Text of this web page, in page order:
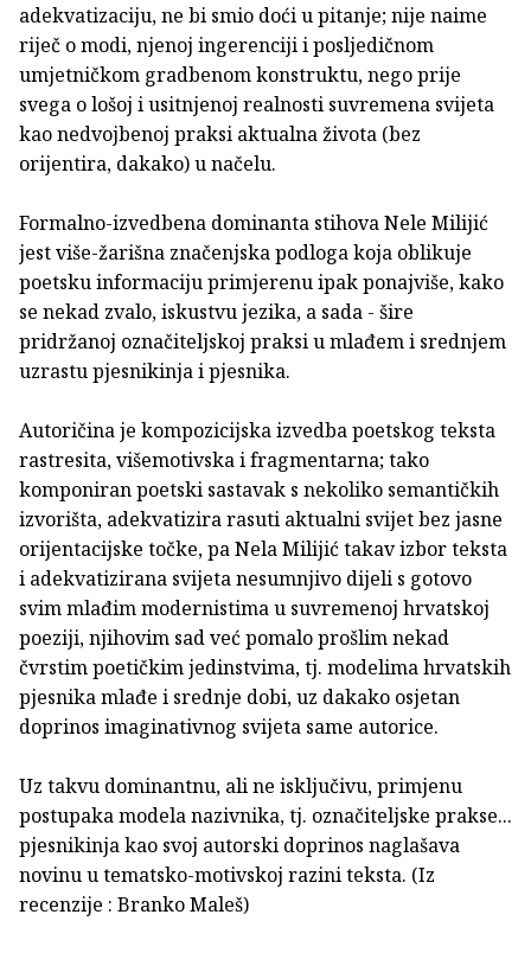
adekvatizaciju, ne bi smio doći u pitanje; nije naime
riječ o modi, njenoj ingerenciji i posljedičnom
umjetničkom gradbenom konstruktu, nego prije
svega o lošoj i usitnjenoj realnosti suvremena svijeta
kao nedvojbenoj praksi aktualna života (bez
orijentira, dakako) u načelu.
Formalno-izvedbena dominanta stihova Nele Milijić
jest više-žarišna značenjska podloga koja oblikuje
poetsku informaciju primjerenu ipak ponajviše, kako
se nekad zvalo, iskustvu jezika, a sada - šire
pridržanoj označiteljskoj praksi u mlađem i srednjem
uzrastu pjesnikinja i pjesnika.
Autoričina je kompozicijska izvedba poetskog teksta
rastresita, višemotivska i fragmentarna; tako
komponiran poetski sastavak s nekoliko semantičkih
izvorišta, adekvatizira rasuti aktualni svijet bez jasne
orijentacijske točke, pa Nela Milijić takav izbor teksta
i adekvatizirana svijeta nesumnjivo dijeli s gotovo
svim mlađim modernistima u suvremenoj hrvatskoj
poeziji, njihovim sad već pomalo prošlim nekad
čvrstim poetičkim jedinstvima, tj. modelima hrvatskih
pjesnika mlađe i srednje dobi, uz dakako osjetan
doprinos imaginativnog svijeta same autorice.
Uz takvu dominantnu, ali ne isključivu, primjenu
postupaka modela nazivnika, tj. označiteljske prakse...
pjesnikinja kao svoj autorski doprinos naglašava
novinu u tematsko-motivskoj razini teksta. (Iz
recenzije : Branko Maleš)